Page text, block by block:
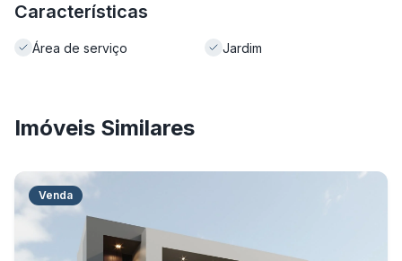
Características
Área de serviço Jardim
Imóveis Similares
Venda